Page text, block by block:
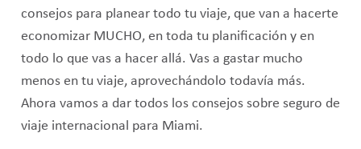
consejos para planear todo tu viaje, que van a hacerte
economizar MUCHO, en toda tu planificación y en
todo lo que vas a hacer allá. Vas a gastar mucho
menos en tu viaje, aprovechándolo todavía más.
Ahora vamos a dar todos los consejos sobre seguro de
viaje internacional para Miami.